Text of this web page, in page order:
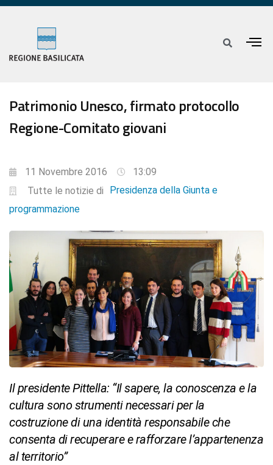
Patrimonio Unesco, firmato protocollo
Regione-Comitato giovani
11 Novembre 2016
13:09
Tutte le notizie di
Presidenza della Giunta e
programmazione
Il presidente Pittella: “Il sapere, la conoscenza e la
cultura sono strumenti necessari per la
costruzione di una identità responsabile che
consenta di recuperare e rafforzare l’appartenenza
al territorio”